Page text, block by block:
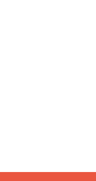
l'étoile -